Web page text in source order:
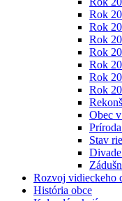
Rok
Rok
Rok
Rok
Rok
Rok
Rok
Obec
Stav
Rozvoj vidieckeho
História obce